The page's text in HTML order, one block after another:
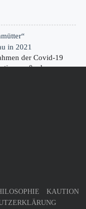
in 2021
der Covid-19
KAUTION